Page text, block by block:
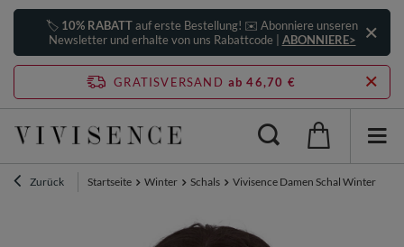
🏷️ 10% RABATTauf erste Bestellung! ✉️ Abonniere unseren
Newsletter und erhalte von uns Rabattcode | ABONNIERE>
GRATISVERSAND ab 46,70 €
Zurück Startseite Winter Schals Vivisence Damen Schal Winter